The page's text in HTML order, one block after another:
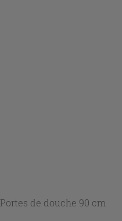
Portes de douche 90 cm